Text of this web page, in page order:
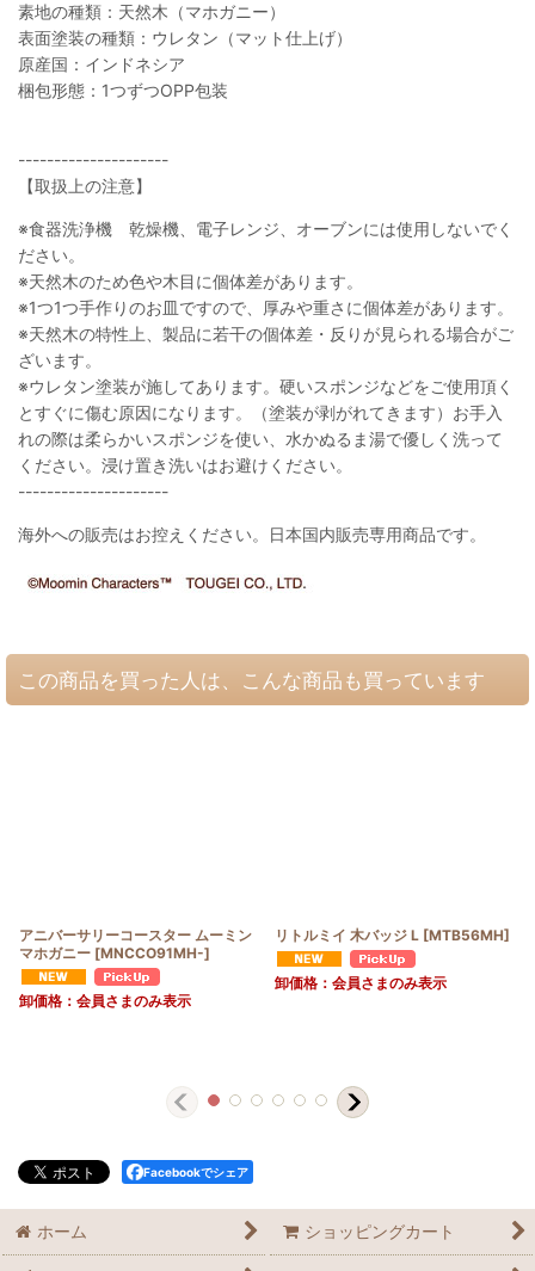
素地の種類：天然木（マホガニー）
表面塗装の種類：ウレタン（マット仕上げ）
原産国：インドネシア
梱包形態：1つずつOPP包装
---------------------
【取扱上の注意】
※食器洗浄機 乾燥機、電子レンジ、オーブンには使用しないでく
ださい。
※天然木のため色や木目に個体差があります。
※1つ1つ手作りのお皿ですので、厚みや重さに個体差があります。
※天然木の特性上、製品に若干の個体差・反りが見られる場合がご
ざいます。
※ウレタン塗装が施してあります。硬いスポンジなどをご使用頂く
とすぐに傷む原因になります。（塗装が剥がれてきます）お手入
れの際は柔らかいスポンジを使い、水かぬるま湯で優しく洗って
ください。浸け置き洗いはお避けください。
---------------------
海外への販売はお控えください。日本国内販売専用商品です。
この商品を買った人は、こんな商品も買っています
アニバーサリーコースター ムーミン
マホガニー [MNCCO91MH-]
卸価格：会員さまのみ表示
リトルミイ 木バッジ L [MTB56MH]
卸価格：会員さまのみ表示
Facebookでシェア
ホーム ショッピングカート